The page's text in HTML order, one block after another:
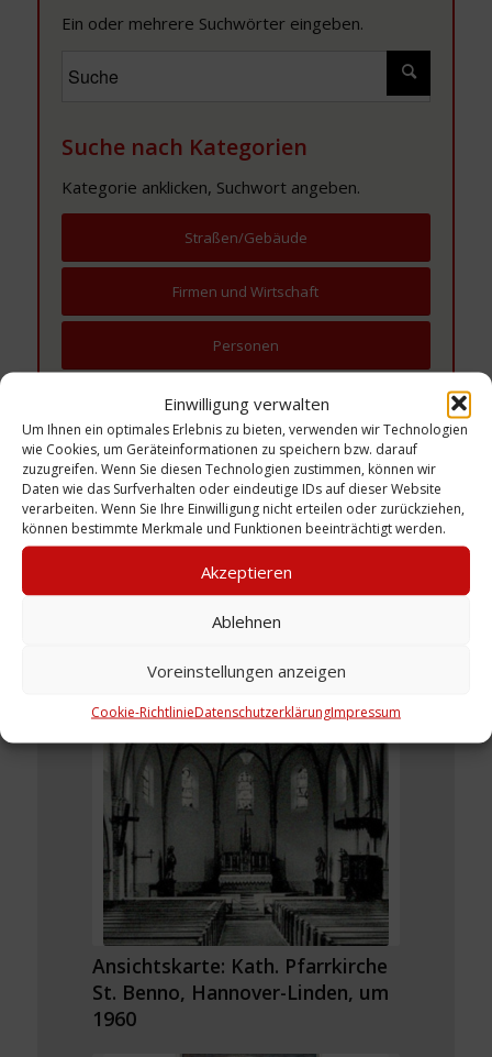
Einwilligung verwalten
Um Ihnen ein optimales Erlebnis zu bieten, verwenden wir Technologien
wie Cookies, um Geräteinformationen zu speichern bzw. darauf
zuzugreifen. Wenn Sie diesen Technologien zustimmen, können wir
Daten wie das Surfverhalten oder eindeutige IDs auf dieser Website
verarbeiten. Wenn Sie Ihre Einwilligung nicht erteilen oder zurückziehen,
können bestimmte Merkmale und Funktionen beeinträchtigt werden.
Akzeptieren
Ablehnen
Voreinstellungen anzeigen
Cookie-RichtlinieDatenschutzerklärungImpressum
Ein oder mehrere Suchwörter eingeben.
Suche nach Kategorien
Kategorie anklicken, Suchwort angeben.
Straßen/Gebäude
Firmen und Wirtschaft
Personen
Institutionen, Organisationen und Gruppen
Vereine
Veranstaltungen/Ereignisse
neu eingestellt
Ansichtskarte: Kath. Pfarrkirche
St. Benno, Hannover-Linden, um
1960